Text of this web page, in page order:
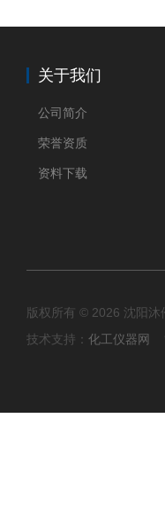
关于我们
公司简介
荣誉资质
资料下载
版权所有 © 2026 沈阳
技术支持： 化工仪器网